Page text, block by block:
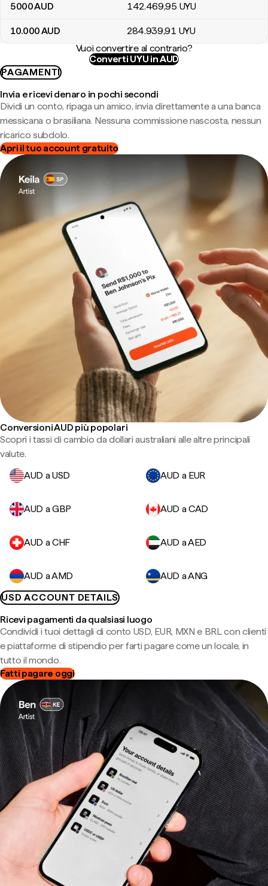
5000AUD 142.469,95 UYU
10.000AUD 284.939,91 UYU
Vuoi convertire al contrario?
Converti UYU in AUD
PAGAMENTI
Invia e ricevi denaro in pochi secondi
Dividi un conto, ripaga un amico, invia direttamente a una banca
messicana o brasiliana. Nessuna commissione nascosta, nessun
ricarico subdolo.
Apri il tuo account gratuito
Conversioni AUD più popolari
Scopri i tassi di cambio da dollari australiani alle altre principali
valute.
AUD a USD
AUD a EUR
AUD a GBP AUD a CAD
AUD a CHF AUD a AED
AUD a AMD
AUD a ANG
USD ACCOUNT DETAILS
Ricevi pagamenti da qualsiasi luogo
Condividi i tuoi dettagli di conto USD, EUR, MXN e BRL con clienti
e piattaforme di stipendio per farti pagare come un locale, in
tutto il mondo.
Fatti pagare oggi